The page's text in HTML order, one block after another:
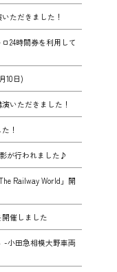
ただきました！
24時間券を利用して
10日)
いただきました！
！
が行われました♪
Railway World」開
催しました
-小田急相模大野車両